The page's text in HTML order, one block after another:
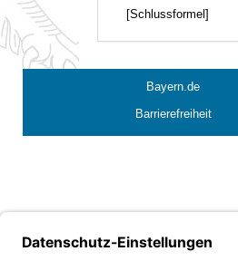
[Schlussformel]
Bayern.de
Barrierefreiheit